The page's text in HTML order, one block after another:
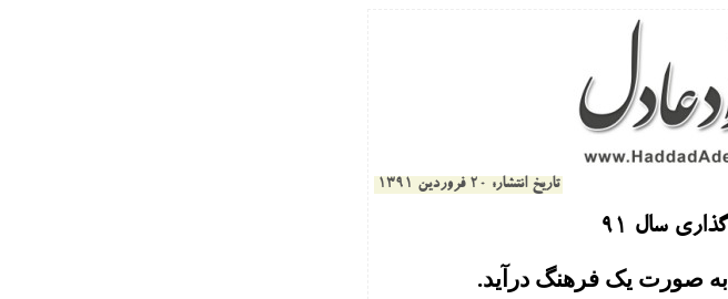
تاریخ انتشار: 20 فروردین 1391
سال ۹۱
به صورت یک فرهنگ درآید.